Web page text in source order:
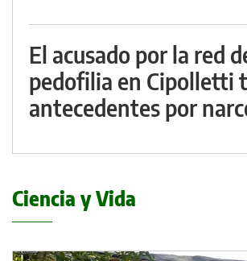
El acusado por la red
pedofilia en Cipolletti
antecedentes por
Ciencia y Vida